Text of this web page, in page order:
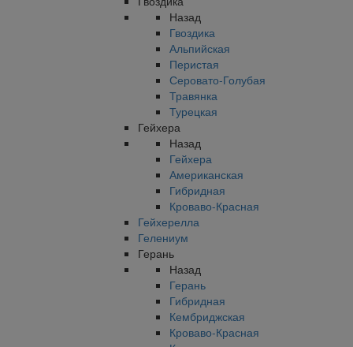
Назад
Гвоздика
Альпийская
Перистая
Серовато-Голубая
Травянка
Турецкая
Гейхера
Назад
Гейхера
Американская
Гибридная
Кроваво-Красная
Гейхерелла
Гелениум
Герань
Назад
Герань
Гибридная
Кембриджская
Кроваво-Красная